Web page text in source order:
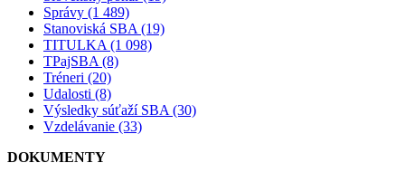
Správy (1 489)
Stanoviská SBA (19)
TITULKA (1 098)
TPajSBA (8)
Tréneri (20)
Udalosti (8)
Výsledky súťaží SBA (30)
Vzdelávanie (33)
DOKUMENTY